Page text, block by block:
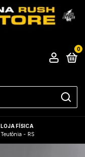
0
LOJA FÍSICA
Teutônia - RS